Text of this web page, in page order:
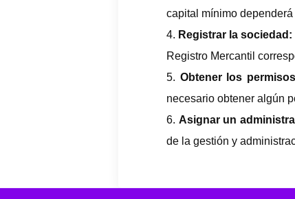
capital mínimo
Registrar la sociedad:
Registro Mercantil
Obtener los
necesario obtener algún
Asignar un
de la gestión y